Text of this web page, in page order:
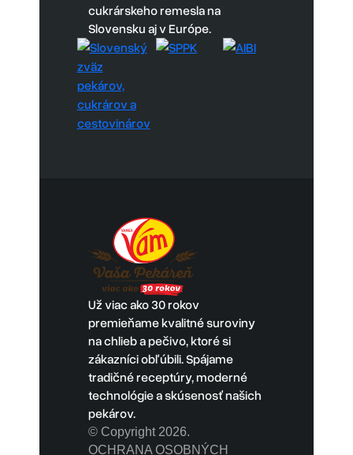
cukrárskeho remesla na
Slovensku aj v Európe.
Už viac ako 30 rokov
premieňame kvalitné suroviny
na chlieb a pečivo, ktoré si
zákazníci obľúbili. Spájame
tradičné receptúry, moderné
technológie a skúsenosť našich
pekárov.
© Copyright 2026.
OCHRANA OSOBNÝCH